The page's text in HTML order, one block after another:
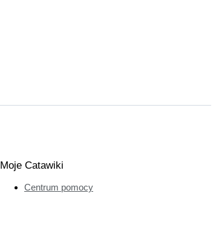
Moje Catawiki
Centrum pomocy